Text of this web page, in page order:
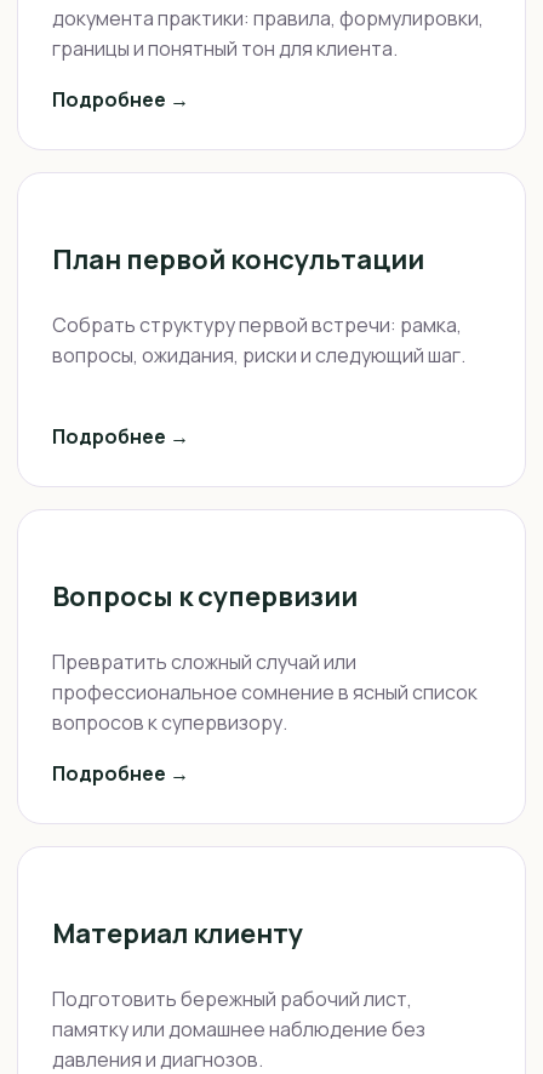
документа практики: правила, формулировки,
границы и понятный тон для клиента.
Подробнее →
План первой консультации
Собрать структуру первой встречи: рамка,
вопросы, ожидания, риски и следующий шаг.
Подробнее →
Вопросы к супервизии
Превратить сложный случай или
профессиональное сомнение в ясный список
вопросов к супервизору.
Подробнее →
Материал клиенту
Подготовить бережный рабочий лист,
памятку или домашнее наблюдение без
давления и диагнозов.